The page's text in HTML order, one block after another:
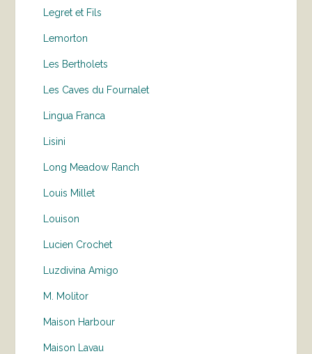
Legret et Fils
Lemorton
Les Bertholets
Les Caves du Fournalet
Lingua Franca
Lisini
Long Meadow Ranch
Louis Millet
Louison
Lucien Crochet
Luzdivina Amigo
M. Molitor
Maison Harbour
Maison Lavau